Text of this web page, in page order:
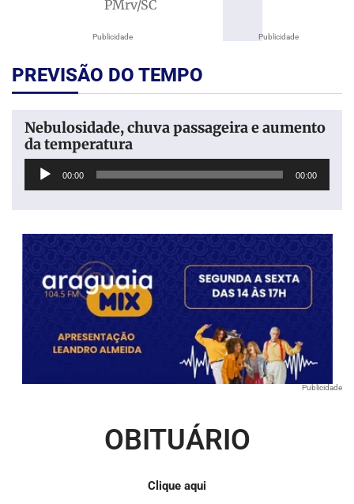
Publicidade
PMrv/SC
Publicidade
PREVISÃO DO TEMPO
Nebulosidade, chuva passageira e aumento
da temperatura
Tocador
00:00 00:00
Publicidade
OBITUÁRIO
Clique aqui